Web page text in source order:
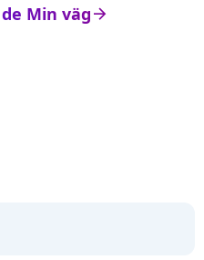
arrow_right
Min väg